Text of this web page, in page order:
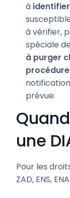
à
à vérifier,
spéciale
à purger
procédure
prévue.
une
Pour les
ZAD, ENS,